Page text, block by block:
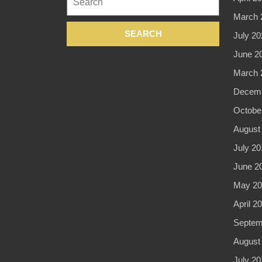
for:
March
July
June
March
August
July
June
May
April
August